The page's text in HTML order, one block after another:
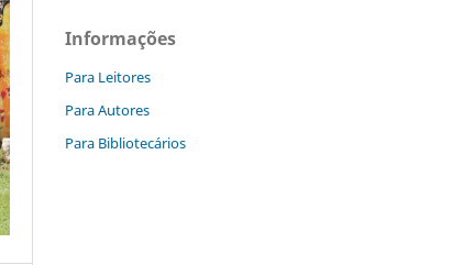
Informações
Para Leitores
Para Autores
Para Bibliotecários